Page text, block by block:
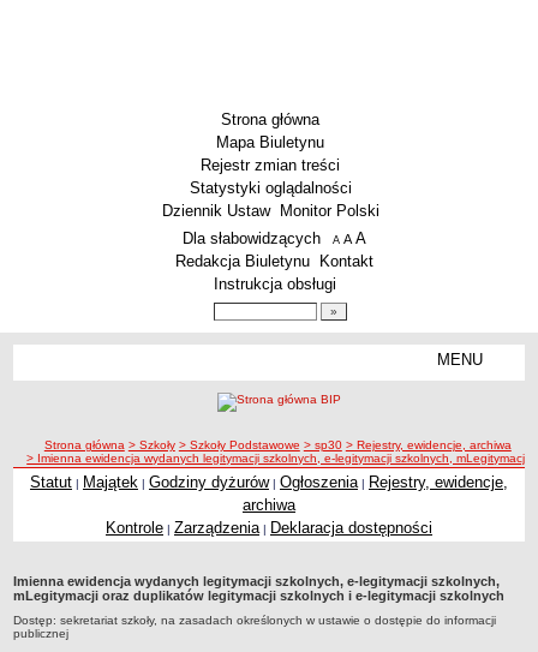
Strona główna
Mapa Biuletynu
Rejestr zmian treści
Statystyki oglądalności
Dziennik Ustaw
Monitor Polski
Menu dodatkowe
Dla słabowidzących A pomniejsz czcionkę
A standardowy rozmiar czcionki
A
Redakcja Biuletynu
Kontakt
Instrukcja obsługi
MENU
Licea
Zespoły Szkół
Techniczne Zakłady Naukowe
PRZEDSZKOLA
ARCHIWUM SZKÓŁ I PLACÓWEK
Zlikwidowane gimnazja
ścieżka nawigacji
Strona główna > Szkoły > Szkoły Podstawowe > sp30 > Rejestry, ewidencje, archiwa
> Imienna ewidencja wydanych legitymacji szkolnych, e-legitymacji szkolnych, mLegitymacji
Statut | Majątek | Godziny dyżurów| Ogłoszenia | Rejestry, ewidencje,
archiwa
Kontrole | Zarządzenia | Deklaracja dostępności
Imienna ewidencja wydanych legitymacji szkolnych, e-legitymacji szkolnych,
mLegitymacji oraz duplikatów legitymacji szkolnych i e-legitymacji szkolnych
Dostęp: sekretariat szkoły, na zasadach określonych w ustawie o dostępie do informacji
publicznej